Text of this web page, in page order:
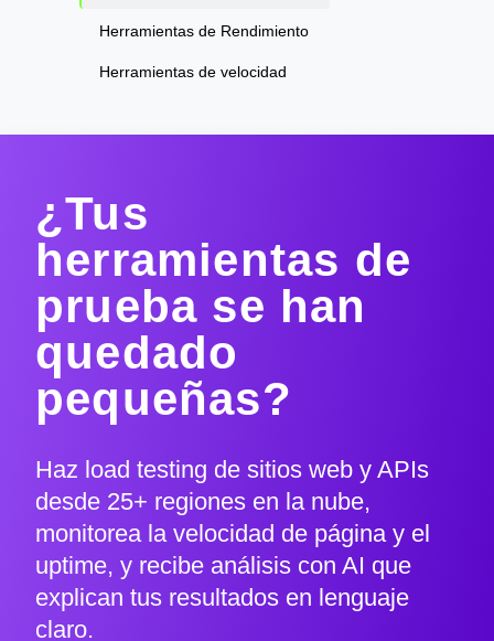
Herramientas de Rendimiento
Herramientas de velocidad
¿Tus
herramientas de
prueba se han
quedado
pequeñas?
Haz load testing de sitios web y APIs
desde 25+ regiones en la nube,
monitorea la velocidad de página y el
uptime, y recibe análisis con AI que
explican tus resultados en lenguaje
claro.